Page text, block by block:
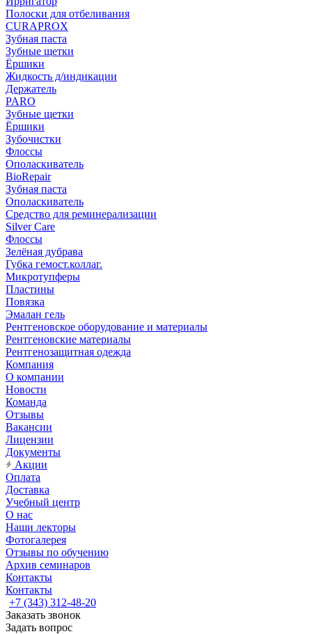
Полоски для отбеливания
CURAPROX
Зубная паста
Зубные щетки
Ёршики
Жидкость д/индикации
Держатель
PARO
Зубные щетки
Ёршики
Зубочистки
Флоссы
Ополаскиватель
BioRepair
Зубная паста
Ополаскиватель
Средство для реминерализации
Silver Care
Флоссы
Зелёная дубрава
Губка гемост.коллаг.
Микротупферы
Пластины
Повязка
Эмалан гель
Рентгеновское оборудование и материалы
Рентгеновские материалы
Рентгенозащитная одежда
Компания
О компании
Новости
Команда
Отзывы
Вакансии
Лицензии
Документы
Акции
Оплата
Доставка
Учебный центр
О нас
Наши лекторы
Фотогалерея
Отзывы по обучению
Архив семинаров
Контакты
Контакты
+7 (343) 312-48-20
Заказать звонок
Задать вопрос